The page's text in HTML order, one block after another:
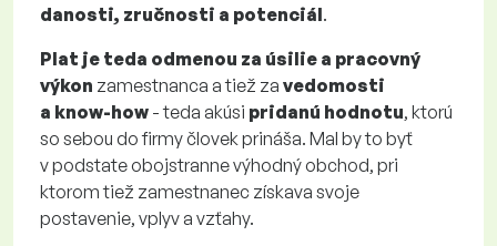
danosti, zručnosti a potenciál.
Plat je teda odmenou za úsilie a pracovný
výkon zamestnanca a tiež za vedomosti
a know-how - teda akúsi pridanú hodnotu, ktorú
so sebou do firmy človek prináša. Mal by to byť
v podstate obojstranne výhodný obchod, pri
ktorom tiež zamestnanec získava svoje
postavenie, vplyv a vzťahy.